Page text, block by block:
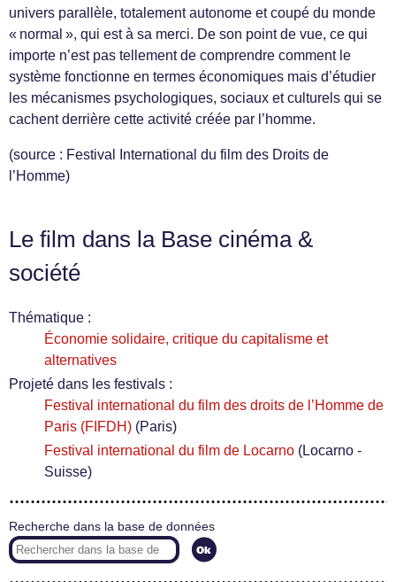
univers parallèle, totalement autonome et coupé du monde
« normal », qui est à sa merci. De son point de vue, ce qui
importe n’est pas tellement de comprendre comment le
système fonctionne en termes économiques mais d’étudier
les mécanismes psychologiques, sociaux et culturels qui se
cachent derrière cette activité créée par l’homme.
(source : Festival International du film des Droits de
l’Homme)
Le film dans la Base cinéma &
société
Thématique :
Économie solidaire, critique du capitalisme et
alternatives
Projeté dans les festivals :
Festival international du film des droits de l’Homme de
Paris (FIFDH) (Paris)
Festival international du film de Locarno (Locarno -
Suisse)
Recherche dans la base de données